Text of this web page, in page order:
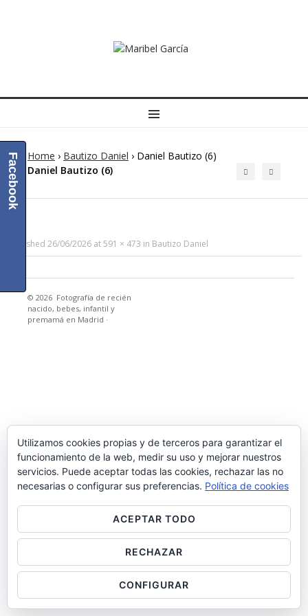
MENU
Home › Bautizo Daniel › Daniel Bautizo (6)
Daniel Bautizo (6)
Published 26/06/2026 at591 × 473 in Bautizo Daniel
© 2026 Fotografía de recién
nacido, bebes, infantil y
premamá en Madrid ·
Facebook
Utilizamos cookies propias y de terceros para garantizar el
funcionamiento de la web, medir su uso y mejorar nuestros
servicios. Puede aceptar todas las cookies, rechazar las no
necesarias o configurar sus preferencias. Política de cookies
ACEPTAR TODO
RECHAZAR
CONFIGURAR